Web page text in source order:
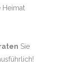
Heimat
Sie